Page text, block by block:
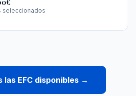
seleccionados
las EFC disponibles →